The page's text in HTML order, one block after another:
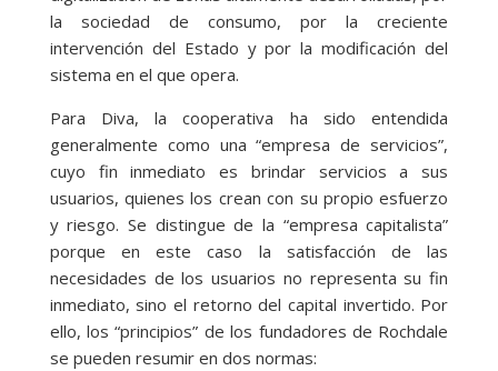
la sociedad de consumo, por la creciente
intervención del Estado y por la modificación del
sistema en el que opera.
Para Diva, la cooperativa ha sido entendida
generalmente como una “empresa de servicios”,
cuyo fin inmediato es brindar servicios a sus
usuarios, quienes los crean con su propio esfuerzo
y riesgo. Se distingue de la “empresa capitalista”
porque en este caso la satisfacción de las
necesidades de los usuarios no representa su fin
inmediato, sino el retorno del capital invertido. Por
ello, los “principios” de los fundadores de Rochdale
se pueden resumir en dos normas: